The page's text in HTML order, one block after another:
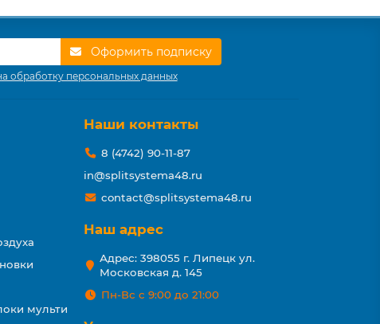
Оформить подписку
обработку персональных данных
мульти
Наши контакты
8 (4742) 90-11-87
in@splitsystema48.ru
contact@splitsystema48.ru
Наш адрес
Адрес: 398055 г. Липецк ул.
Московская д. 145
Пн-Вс с 9:00 до 21:00